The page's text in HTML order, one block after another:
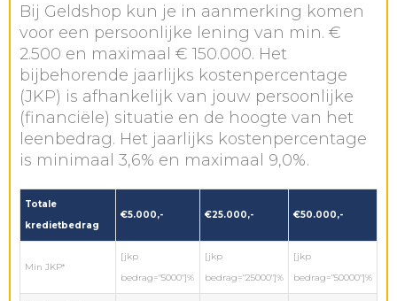
Bij Geldshop kun je in aanmerking komen
voor een persoonlijke lening van min. €
2.500 en maximaal € 150.000. Het
bijbehorende jaarlijks kostenpercentage
(JKP) is afhankelijk van jouw persoonlijke
(financiële) situatie en de hoogte van het
leenbedrag. Het jaarlijks kostenpercentage
is minimaal 3,6% en maximaal 9,0%.
Totale
kredietbedrag
€5.000,- €25.000,- €50.000,-
Min JKP*
[jkp
bedrag="5000"]%
[jkp
bedrag="25000"]%
[jkp
bedrag="50000"]%